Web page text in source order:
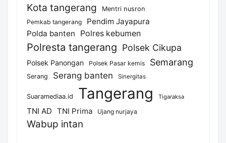
Kota tangerang
Mentri nusron
Pemkab tangerang
Pendim Jayapura
Polda banten
Polres kebumen
Polresta tangerang Polsek Cikupa
Polsek Panongan Polsek Pasar kemis Semarang
Serang Serang banten Sinergitas
Suaramediaa.id Tangerang Tigaraksa
TNI AD TNI Prima Ujang nurjaya
Wabup intan